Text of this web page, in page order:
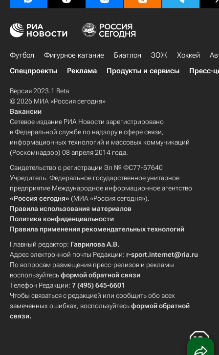
Футбол Фигурное катание Биатлон ЗОЖ Хоккей
Спецпроекты
Реклама Продукты и сервисы Пресс-
Версия 2023.1 Beta
© 2026 МИА «Россия сегодня»
Вакансии
Сетевое издание РИА Новости зарегистрировано
в Федеральной службе по надзору в сфере связи,
информационных технологий и массовых коммуникаций
(Роскомнадзор) 08 апреля 2014 года.
Свидетельство о регистрации Эл № ФС77-57640
Учредитель: Федеральное государственное унитарное
предприятие Международное информационное агентство
«Россия сегодня» (МИА «Россия сегодня»).
Правила использования материалов
Политика конфиденциальности
Правила применения рекомендательных технологий
Главный редактор: Гаврилова А.В.
Адрес электронной почты Редакции: r-sport.internet@ria.ru
По вопросам размещения пресс-релизов и рекламы
воспользуйтесьформой обратной связи
Телефон Редакции: 7 (495) 645-6601
Чтобы связаться с редакцией или сообщить обо всех
замеченных ошибках, воспользуйтесьформой обратной
связи.